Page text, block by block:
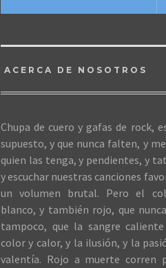
ACERCA DE NOSOTROS
Chupa de cuero y gafas de rock,
supuesto, y que nunca falten, y
quien las tenga, y pendientes, y
y escuchar nuestras canciones
un volumen brutal. Pero el
blanco, y también rojo, que
tampoco, que la sangre
color y calor, y la ilusión, y la
valentía. Rojo a muerte corren